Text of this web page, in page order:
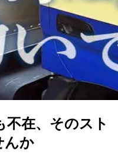
不在、そのスト
んか